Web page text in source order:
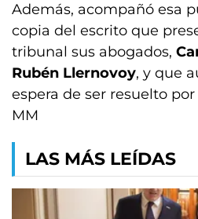
Además, acompañó esa
copia del escrito que
tribunal sus abogados,
Rubén Llernovoy, y que
espera de ser resuelto por
MM
LAS MÁS LEÍDAS